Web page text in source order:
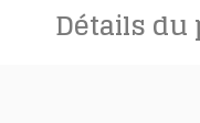
Détails